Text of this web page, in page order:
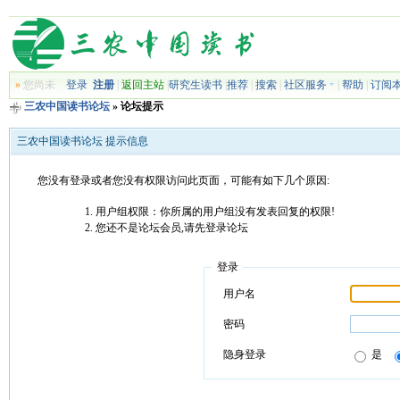
»您尚未 登录 注册| 返回主站| 研究生读书| 推荐| 搜索| 社区服务 帮助
订阅
三农中国读书论坛» 论坛提示
三农中国读书论坛 提示信息
您没有登录或者您没有权限访问此页面，可能有如下几个原因:
用户组权限：你所属的用户组没有发表回复的权限!
您还不是论坛会员,请先登录论坛
登录
用户名
密码
隐身登录 是